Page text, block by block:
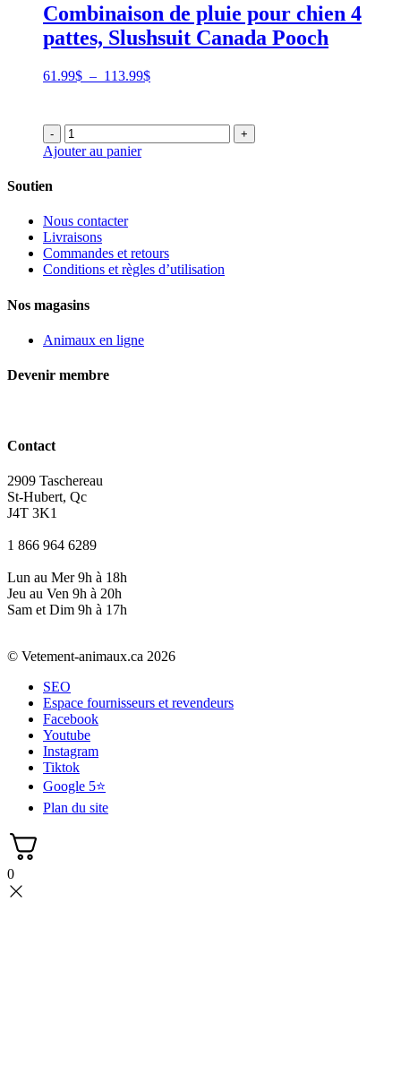
Combinaison de pluie pour chien 4
pattes, Slushsuit Canada Pooch
61.99$ – 113.99$Plage
61.99$
à
- +
Ajouter au panier
Soutien
Nous contacter
Livraisons
Commandes et retours
Conditions et règles d’utilisation
Nos magasins
Animaux en ligne
Devenir membre
Contact
2909 Taschereau
St-Hubert, Qc
J4T 3K1
1 866 964 6289
Lun au Mer 9h à 18h
Jeu au Ven 9h à 20h
Sam et Dim 9h à 17h
© Vetement-animaux.ca 2026
SEO
Espace fournisseurs et revendeurs
Facebook
Youtube
Instagram
Tiktok
Google 5⭐
Plan du site
0